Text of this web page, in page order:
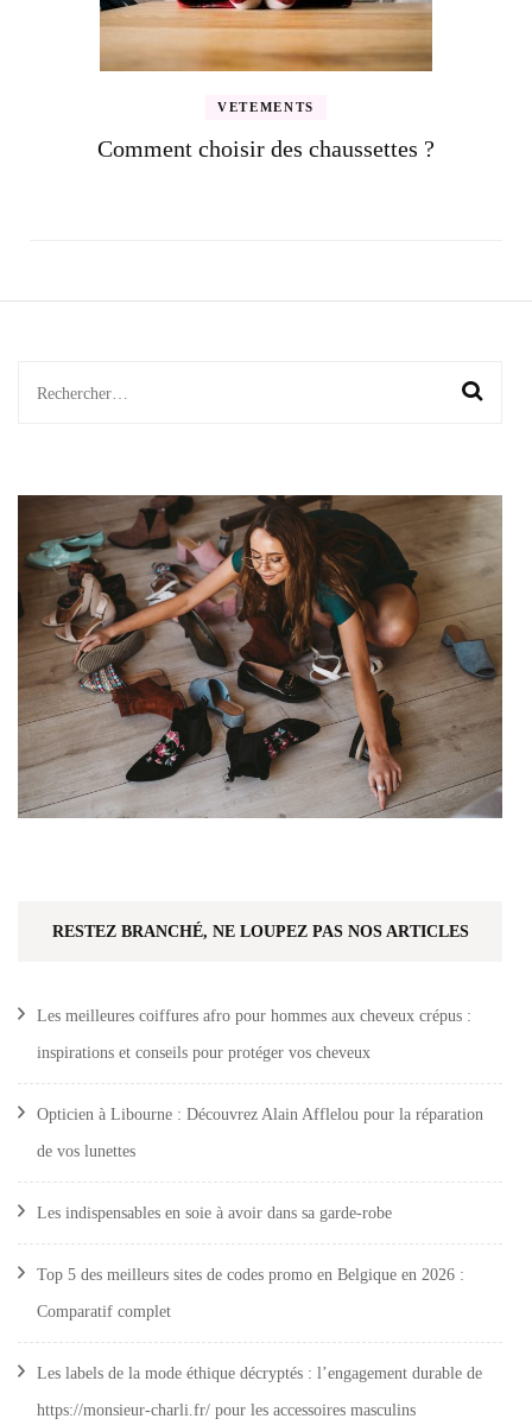
VETEMENTS
Comment choisir des chaussettes ?
Rechercher :
RESTEZ BRANCHÉ, NE LOUPEZ PAS NOS ARTICLES
Les meilleures coiffures afro pour hommes aux cheveux crépus :
inspirations et conseils pour protéger vos cheveux
Opticien à Libourne : Découvrez Alain Afflelou pour la réparation
de vos lunettes
Les indispensables en soie à avoir dans sa garde-robe
Top 5 des meilleurs sites de codes promo en Belgique en 2026 :
Comparatif complet
Les labels de la mode éthique décryptés : l’engagement durable de
https://monsieur-charli.fr/ pour les accessoires masculins